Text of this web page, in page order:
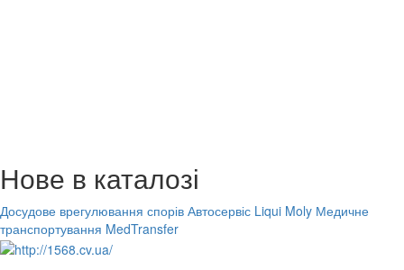
Нове в каталозі
Досудове врегулювання спорів Автосервіс Liqui Moly Медичне
транспортування MedTransfer